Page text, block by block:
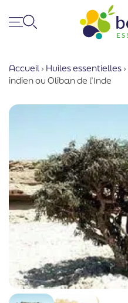
Accueil › Huiles essentielles ›
indien ou Oliban de l’Inde